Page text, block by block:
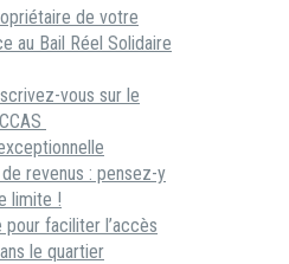
de votre
au Bail Réel Solidaire
vous sur le
revenus : pensez-y
limite !
pour faciliter l’accès
le quartier